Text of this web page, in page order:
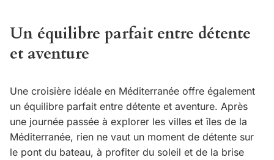
Un équilibre parfait entre détente
et aventure
Une croisière idéale en Méditerranée offre également
un équilibre parfait entre détente et aventure. Après
une journée passée à explorer les villes et îles de la
Méditerranée, rien ne vaut un moment de détente sur
le pont du bateau, à profiter du soleil et de la brise